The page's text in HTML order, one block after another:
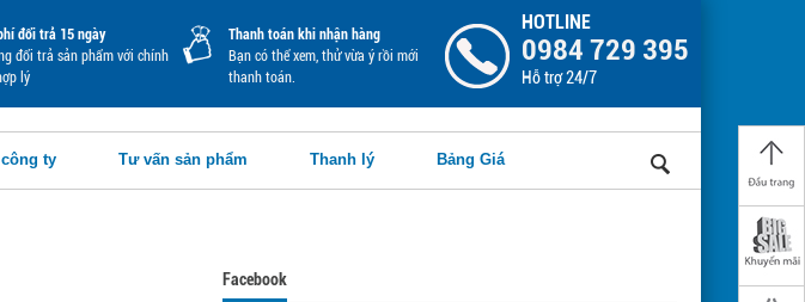
đổi trả 15 ngày
đổi trả sản phẩm với chính
lý
Thanh toán khi nhận hàng
Bạn có thể xem, thử vừa ý rồi mới
thanh toán.
HOTLINE
0984 729 395
Hỗ trợ 24/7
ty Tư vấn sản phẩm Thanh lý Bảng Giá
Facebook